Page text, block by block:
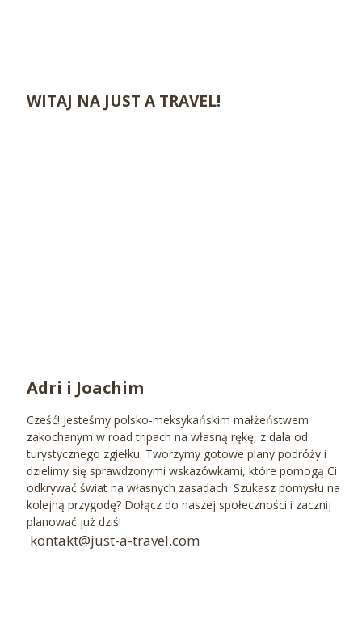
WITAJ NA JUST A TRAVEL!
Adri i Joachim
Cześć! Jesteśmy polsko-meksykańskim małżeństwem
zakochanym w road tripach na własną rękę, z dala od
turystycznego zgiełku. Tworzymy gotowe plany podróży i
dzielimy się sprawdzonymi wskazówkami, które pomogą Ci
odkrywać świat na własnych zasadach. Szukasz pomysłu na
kolejną przygodę? Dołącz do naszej społeczności i zacznij
planować już dziś!
kontakt@just-a-travel.com